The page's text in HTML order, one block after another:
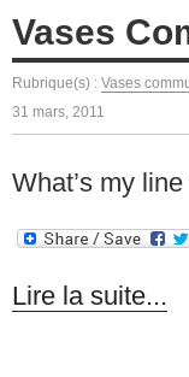
Vases
Rubrique(s) : Vases
31 mars, 2011
What’s my
Lire la suite...